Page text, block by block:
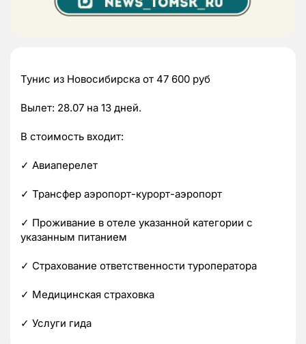
Тунис из Новосибирска от 47 600 руб
Вылет: 28.07 на 13 дней.
В стоимость входит:
✓ Авиаперелет
✓ Трансфер аэропорт-курорт-аэропорт
✓ Проживание в отеле указанной категории с
указанным питанием
✓ Страхование ответственности туроператора
✓ Медицинская страховка
✓ Услуги гида